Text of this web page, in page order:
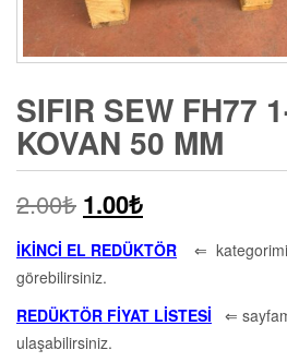
SIFIR SEW FH77
KOVAN 50 MM
2.00₺ 1.00₺
İKİNCİ EL REDÜKTÖR ⇐
görebilirsiniz.
REDÜKTÖR FİYAT LİSTESİ ⇐
ulaşabilirsiniz.